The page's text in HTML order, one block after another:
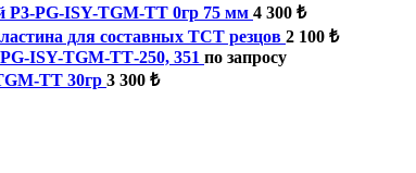
P3-PG-ISY-TGM-ТТ 0гр 75 мм 4 300 ₺
для составных ТСТ резцов 2 100 ₺
ISY-TGM-ТТ-250, 351 по запросу
ТТ 30гр 3 300 ₺